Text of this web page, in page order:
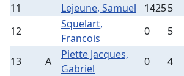
11
Lejeune, Samuel 14255
12
Squelart,
Francois
0 5
13 A
Piette Jacques,
Gabriel
0 4